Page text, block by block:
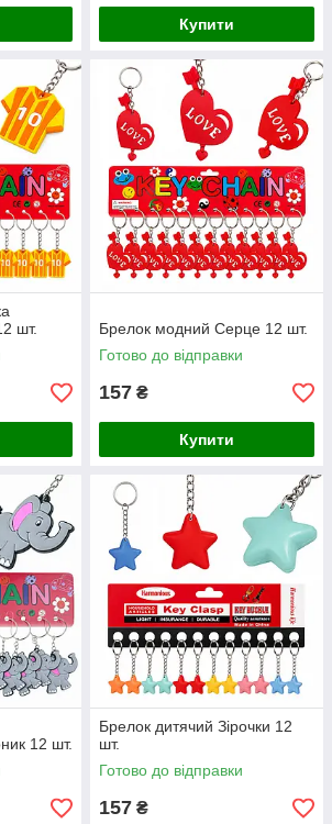
Купити
шт.
Брелок модний Серце 12 шт.
Готово до відправки
157 ₴
Купити
12 шт.
Брелок дитячий Зірочки 12
шт.
Готово до відправки
157 ₴